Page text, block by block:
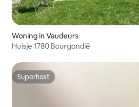
Woning in Vaudeurs
Huisje 1780 Bourgondië
Superhost
Superhost